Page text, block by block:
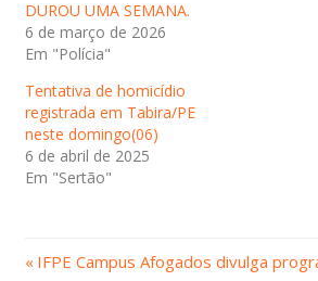
DUROU UMA SEMANA.
6 de março de 2026
Em "Polícia"
Tentativa de homicídio
registrada em Tabira/PE
neste domingo(06)
6 de abril de 2025
Em "Sertão"
Navegação
Post
IFPE Campus Afogados divulga